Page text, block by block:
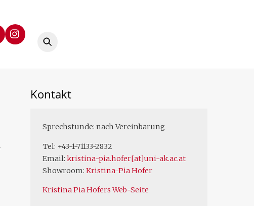
FacebookInstagram
Kontakt
Sprechstunde: nach Vereinbarung
Tel: +43-1-71133-2832
Email: kristina-pia.hofer[at]uni-ak.ac.at
Showroom: Kristina-Pia Hofer
Kristina Pia Hofers Web-Seite